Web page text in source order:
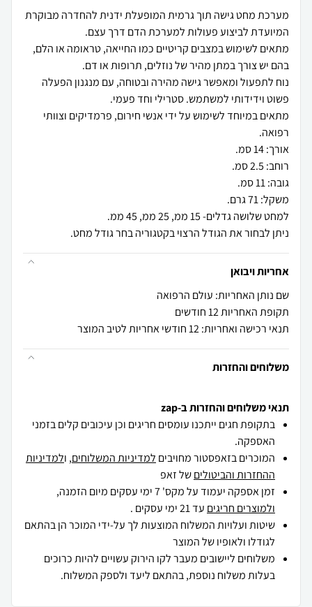
מערכת מחט גישה תוך גרמית המופעלת ידנית להחדרה מבוקרת
מתאים לשימוש במצבים קריטיים כמו החייאה, טראומה או הלם,
נוח לתפעול ומאפשר גישה מהירה ובטוחה, עם מנגנון הפעלה
מתאים במיוחד לשימוש על ידי אנשי חירום, פרמדיקים וצוותי
ניתן לבחור את הגודל הרצוי בקטגוריה בחר גודל מחט.
אחריות ויבואן
שם נותן האחריות: עולם הרפואה
תקופת האחריות 12 חודשים
תנאי רכישה ואחריות: 12 חודשי אחריות לטיב המוצר
משלוחים והחזרות
תנאי משלוחים והחזרות ב-zap
בתקופת חגים ייתכנו עומסים חריגים וכן עיכובים קלים בזמני
האספקה.
המוכרים בזאפסטור מחויבים למדיניות המשלוחים, ולמדיניות
ההחזרות והביטוליםשל זאפ
זמן אספקה יעמוד על מקס' 7 ימי עסקים מיום הזמנה,
ולמוצרים חריגים עד 21 ימי עסקים .
שיטות ועלויות המשלוח המוצעות לך על-ידי המוכר הן בהתאם
לגודלו ולאופיו של המוצר
משלוחים ליישובים מעבר לקו הירוק עשויים להיות כרוכים
בעלות משלוח נוספת, בהתאם ליעד ולספק המשלוח.